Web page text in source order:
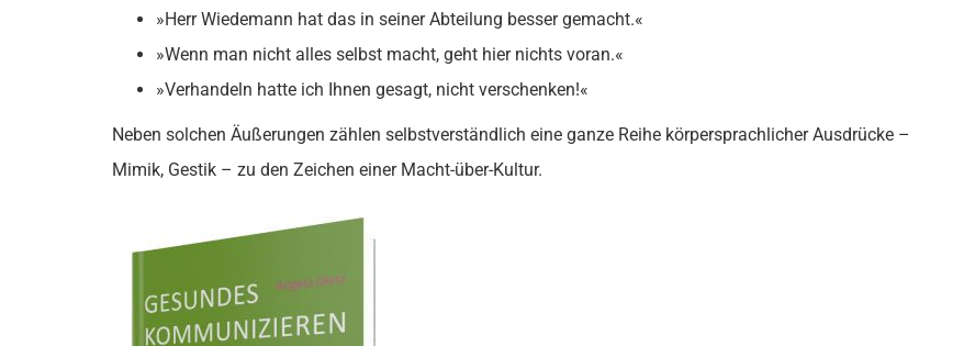
»Herr Wiedemann hat das in seiner Abteilung besser gemacht.«
»Wenn man nicht alles selbst macht, geht hier nichts voran.«
»Verhandeln hatte ich Ihnen gesagt, nicht verschenken!«
Neben solchen Äußerungen zählen selbstverständlich eine ganze Reihe körpersprachlicher Ausdrücke –
Mimik, Gestik – zu den Zeichen einer Macht-über-Kultur.